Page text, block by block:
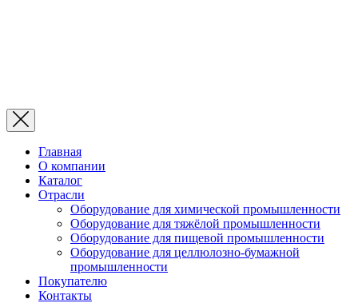
Главная
О компании
Каталог
Отрасли
Оборудование для химической промышленности
Оборудование для тяжёлой промышленности
Оборудование для пищевой промышленности
Оборудование для целлюлозно-бумажной
промышленности
Покупателю
Контакты